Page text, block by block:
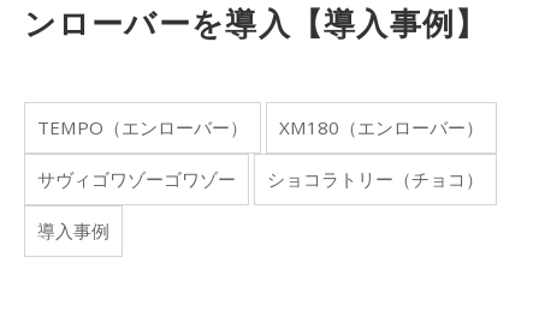
ンローバーを導入【導入事例】
TEMPO（エンローバー） XM180（エンローバー）
サヴィゴワゾーゴワゾー ショコラトリー（チョコ）
導入事例